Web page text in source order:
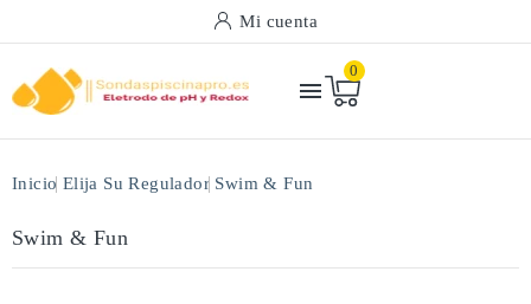
Mi cuenta

0
Inicio Elija Su Regulador Swim & Fun
Swim & Fun